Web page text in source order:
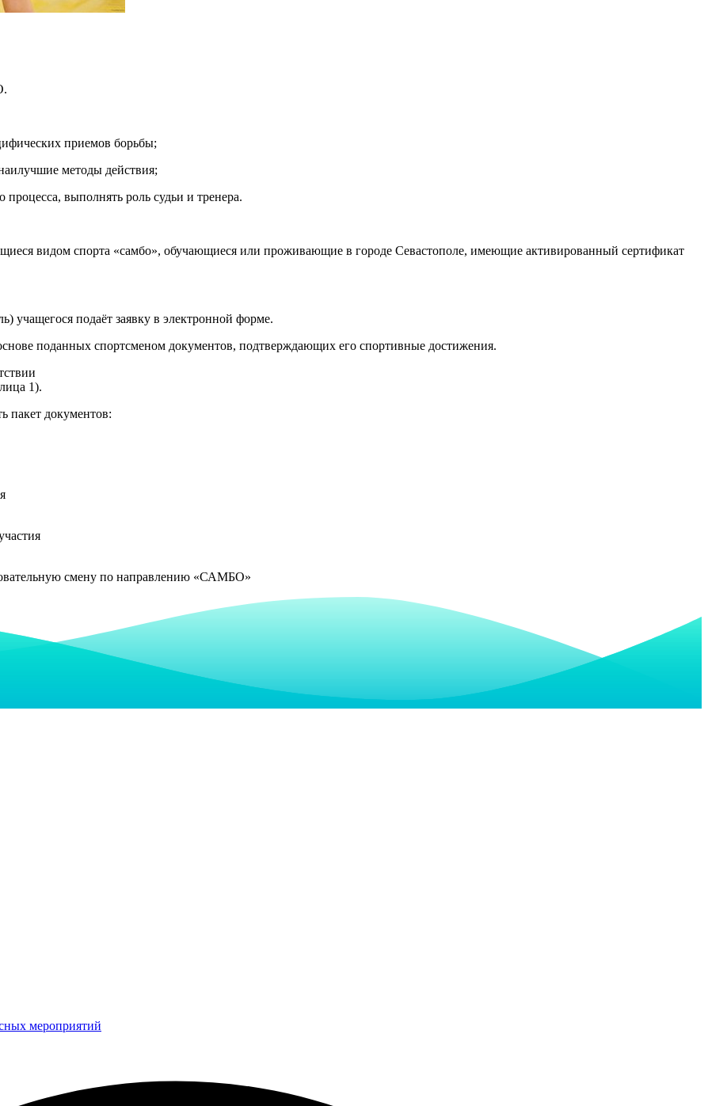
приемов борьбы;
методы действия;
выполнять роль судьи и тренера.
видом спорта «самбо», обучающиеся или проживающие в городе Севастополе, имеющие активированный сертификат
учащегося подаёт заявку в электронной форме.
поданных спортсменом документов, подтверждающих его спортивные достижения.
1).
пакет документов:
смену по направлению «САМБО»
мероприятий